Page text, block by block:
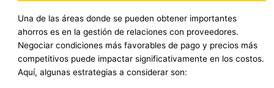
Una de las áreas donde se pueden obtener importantes
ahorros es en la gestión de relaciones con proveedores.
Negociar condiciones más favorables de pago y precios más
competitivos puede impactar significativamente en los costos.
Aquí, algunas estrategias a considerar son: